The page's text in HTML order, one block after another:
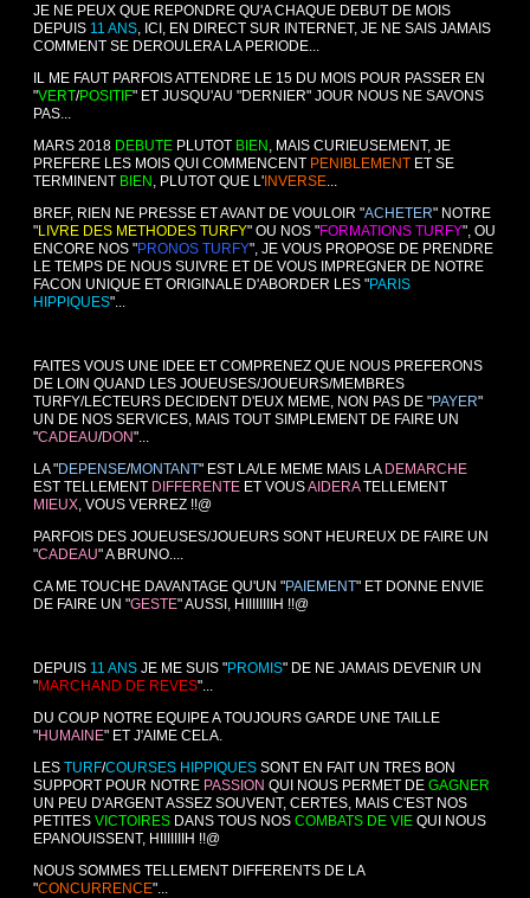
JE NE PEUX QUE REPONDRE QU'A CHAQUE DEBUT DE MOIS
DEPUIS 11 ANS , ICI, EN DIRECT SUR INTERNET, JE NE SAIS JAMAIS
COMMENT SE DEROULERA LA PERIODE...
IL ME FAUT PARFOIS ATTENDRE LE 15 DU MOIS POUR PASSER EN
"VERT/POSITIF" ET JUSQU'AU "DERNIER" JOUR NOUS NE SAVONS
PAS...
MARS 2018 DEBUTE PLUTOT BIEN , MAIS CURIEUSEMENT, JE
PREFERE LES MOIS QUI COMMENCENT PENIBLEMENT ET SE
TERMINENT BIEN , PLUTOT QUE L'INVERSE
BREF, RIEN NE PRESSE ET AVANT DE VOULOIR "ACHETER" NOTRE
"LIVRE DES METHODES TURFY" OU NOS "FORMATIONS TURFY", OU
ENCORE NOS "PRONOS TURFY", JE VOUS PROPOSE DE PRENDRE
LE TEMPS DE NOUS SUIVRE ET DE VOUS IMPREGNER DE NOTRE
FACON UNIQUE ET ORIGINALE D'ABORDER LES "PARIS
HIPPIQUES"...
FAITES VOUS UNE IDEE ET COMPRENEZ QUE NOUS PREFERONS
DE LOIN QUAND LES JOUEUSES/JOUEURS/MEMBRES
TURFY/LECTEURS DECIDENT D'EUX MEME, NON PAS DE "PAYER"
UN DE NOS SERVICES, MAIS TOUT SIMPLEMENT DE FAIRE UN
"CADEAU/DON"...
LA "DEPENSE/MONTANT" EST LA/LE MEME MAIS LA DEMARCHE
EST TELLEMENT DIFFERENTE ET VOUSAIDERATELLEMENT
MIEUX , VOUS VERREZ !!@
PARFOIS DES JOUEUSES/JOUEURS SONT HEUREUX DE FAIRE UN
"CADEAU" A BRUNO....
CA ME TOUCHE DAVANTAGE QU'UN "PAIEMENT" ET DONNE ENVIE
DE FAIRE UN "GESTE" AUSSI, HIIIIIIIIH !!@
DEPUIS 11 ANS JE ME SUIS "PROMIS" DE NE JAMAIS DEVENIR UN
"MARCHAND DE REVES"...
DU COUP NOTRE EQUIPE A TOUJOURS GARDE UNE TAILLE
"HUMAINE" ET J'AIME CELA.
LES TURF/COURSES HIPPIQUES SONT EN FAIT UN TRES BON
SUPPORT POUR NOTRE PASSION QUI NOUS PERMET DE GAGNER
UN PEU D'ARGENT ASSEZ SOUVENT, CERTES, MAIS C'EST NOS
PETITES VICTOIRES DANS TOUS NOS COMBATS DE VIE QUI NOUS
EPANOUISSENT, HIIIIIIIH !!@
NOUS SOMMES TELLEMENT DIFFERENTS DE LA
"CONCURRENCE"...